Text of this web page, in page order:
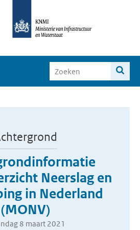
Neerslag en
in Nederland
(MONV)
8 maart 2021